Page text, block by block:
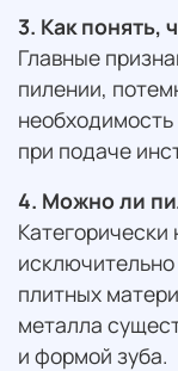
3. Как понять,
Главные
пилении,
при подаче
4. Можно ли
плитных
металла
и формой зуба.